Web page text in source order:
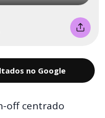
no Google
off centrado